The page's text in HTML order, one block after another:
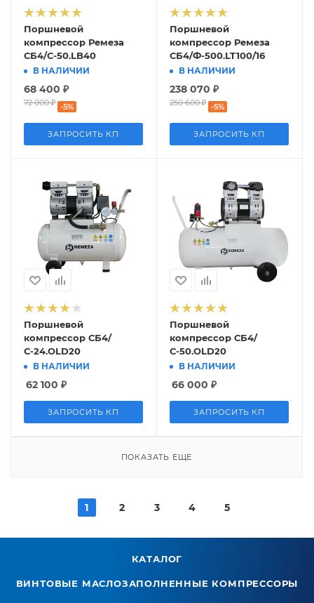
Поршневой
компрессор Ремеза
СБ4/С-50.LB40
В НАЛИЧИИ
68 400 ₽
72 000₽ -5%
ЗАПРОСИТЬ КП
Поршневой
компрессор Ремеза
СБ4/Ф-500.LT100/16
В НАЛИЧИИ
238 070 ₽
250 600₽ -5%
ЗАПРОСИТЬ КП
Поршневой
компрессор СБ4/
С-24.OLD20
В НАЛИЧИИ
62 100 ₽
ЗАПРОСИТЬ КП
Поршневой
компрессор СБ4/
С-50.OLD20
В НАЛИЧИИ
66 000 ₽
ЗАПРОСИТЬ КП
ПОКАЗАТЬ ЕЩЕ
1 2 3 4 5
КАТАЛОГ
ВИНТОВЫЕ МАСЛОЗАПОЛНЕННЫЕ КОМПРЕССОРЫ